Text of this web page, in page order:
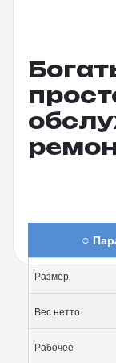
○
Размер
Вес нетто
Рабочее